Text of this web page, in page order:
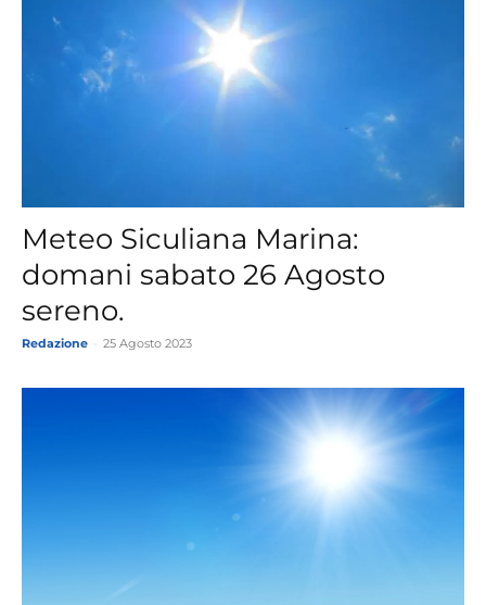
Meteo Siculiana Marina:
domani sabato 26 Agosto
sereno.
Redazione 25 Agosto 2023